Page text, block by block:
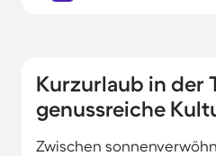
Kurzurlaub in der
genussreiche
Zwischen